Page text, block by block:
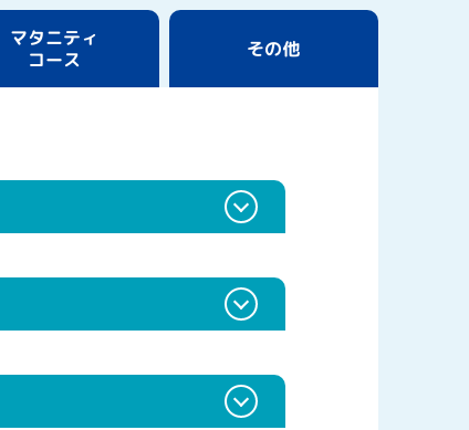
マタニティ
コース その他